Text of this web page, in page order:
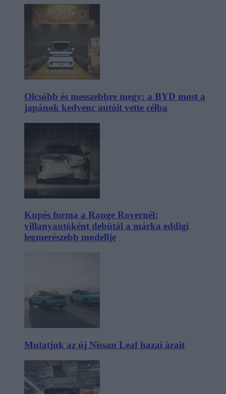
Olcsóbb és messzebbre megy: a BYD most a
japánok kedvenc autóit vette célba
Kupés forma a Range Rovernél:
villanyautóként debütál a márka eddigi
legmerészebb modellje
Mutatjuk az új Nissan Leaf hazai árait